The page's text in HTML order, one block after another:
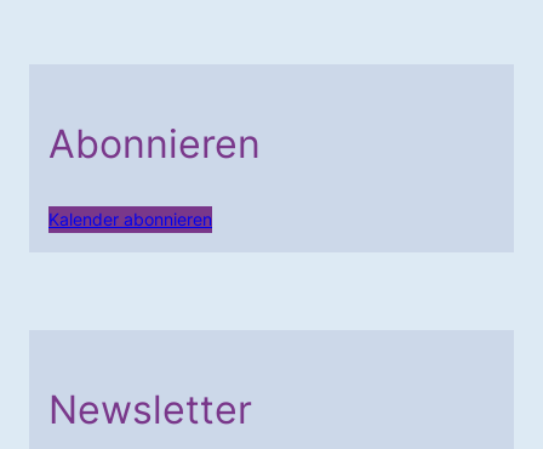
Abonnieren
Kalender abonnieren
Newsletter